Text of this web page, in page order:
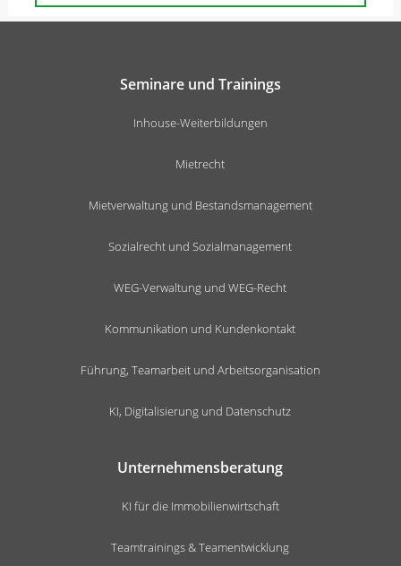
Seminare und Trainings
Inhouse-Weiterbildungen
Mietrecht
Mietverwaltung und Bestandsmanagement
Sozialrecht und Sozialmanagement
WEG-Verwaltung und WEG-Recht
Kommunikation und Kundenkontakt
Führung, Teamarbeit und Arbeitsorganisation
KI, Digitalisierung und Datenschutz
Unternehmensberatung
KI für die Immobilienwirtschaft
Teamtrainings & Teamentwicklung